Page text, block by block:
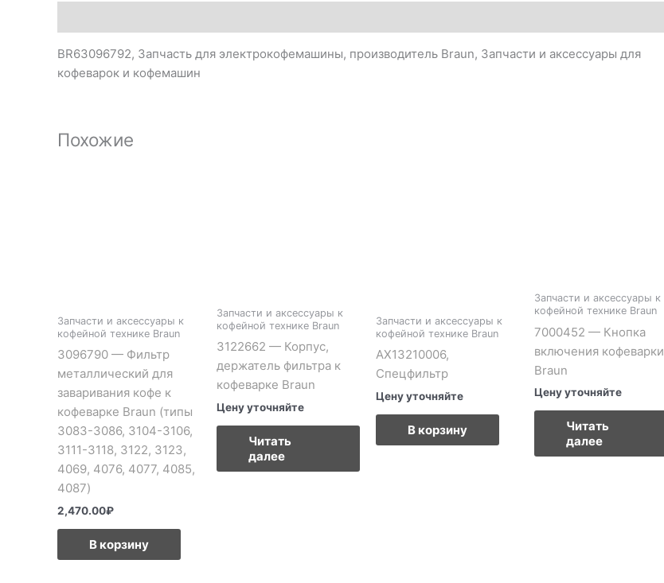
BR63096792, Запчасть для электрокофемашины, производитель Braun, Запчасти и аксессуары для
кофеварок и кофемашин
Похожие
Запчасти и аксессуары к
кофейной технике Braun
3096790 — Фильтр
металлический для
заваривания кофе к
кофеварке Braun (типы
3083-3086, 3104-3106,
3111-3118, 3122, 3123,
4069, 4076, 4077, 4085,
4087)
2,470.00₽
В корзину
Запчасти и аксессуары к
кофейной технике Braun
3122662 — Корпус,
держатель фильтра к
кофеварке Braun
Цену уточняйте
Читать
далее
Запчасти и аксессуары к
кофейной технике Braun
AX13210006,
Спецфильтр
Цену уточняйте
В корзину
Запчасти и аксессуары к
кофейной технике Braun
7000452 — Кнопка
включения кофеварки
Braun
Цену уточняйте
Читать
далее